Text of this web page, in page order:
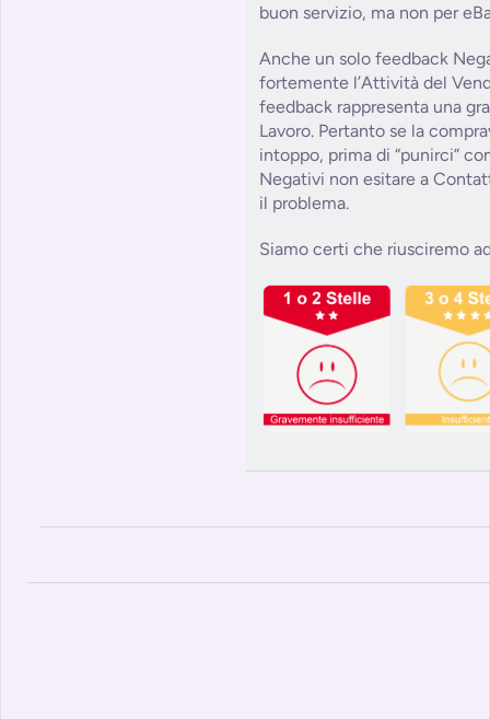
buon servizio, ma non per
Anche un solo feedback
fortemente l’Attività del
feedback rappresenta una
Lavoro. Pertanto se la
intoppo, prima di “punirci”
Negativi non esitare a
il problema.
Siamo certi che riusciremo